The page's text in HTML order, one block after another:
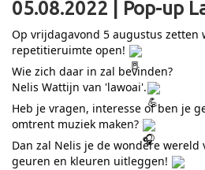
05.08.2022 | Pop-up
Op vrijdagavond 5 augustus zetten
repetitieruimte open!
Wie zich daar in zal bevinden?
Nelis Wattijn van 'lawoai'.
Heb je vragen, interesse of ben je
omtrent muziek maken?
Dan zal Nelis je de wondere wereld
geuren en kleuren uitleggen!